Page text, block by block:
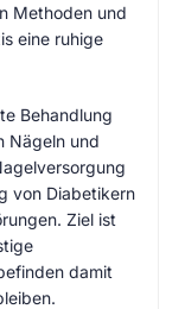
Methoden und
eine ruhige
Behandlung
Nägeln und
von Diabetikern
Ziel ist
damit